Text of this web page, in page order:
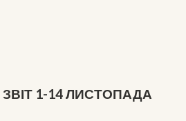
1-14 ЛИСТОПАДА